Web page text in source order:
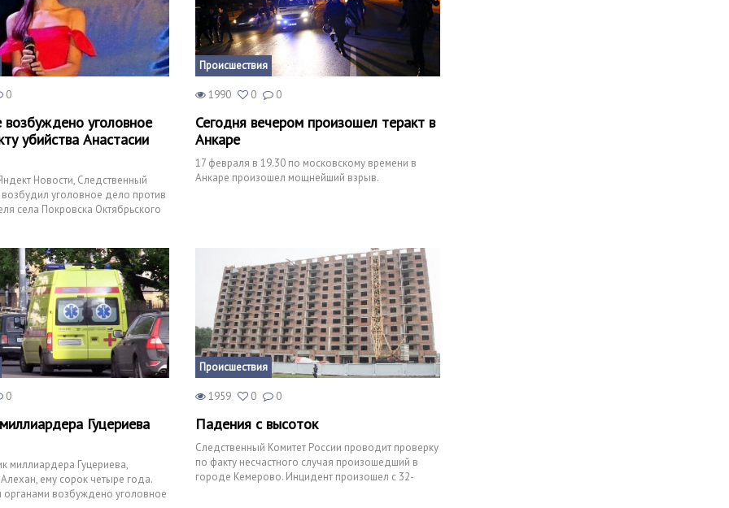
0
уголовное
убийства Анастасии
Новости, Следственный
возбудил уголовное дело против
села Покровска Октябрьского
Происшествия
1990 0 0
Сегодня вечером произошел теракт в
Анкаре
17 февраля в 19.30 по московскому времени в
Анкаре произошел мощнейший взрыв.
0
Гуцериева
миллиардера Гуцериева,
ему сорок четыре года.
возбуждено уголовное
Происшествия
1959 0 0
Падения с высоток
Следственный Комитет России проводит проверку
по факту несчастного случая произошедший в
городе Кемерово. Инцидент произошел с 32-